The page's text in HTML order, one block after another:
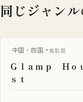
同じジャン
グランピング
中国・四国 鳥取県
Ｇｌａｍｐ Ｈｏ
ｓｔ